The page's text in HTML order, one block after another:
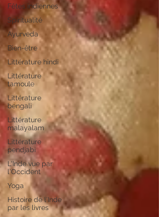
Fêtes indiennes
Spiritualité
Ayurveda
Bien-être
Littérature hindi
Littérature
tamoule
Littérature
bengali
Littérature
malayalam
Littérature
pendjabi
L'Inde vue par
l'Occident
Yoga
Histoire de l'Inde
par les livres